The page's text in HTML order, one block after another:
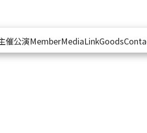
催公演MemberMediaLinkGoods